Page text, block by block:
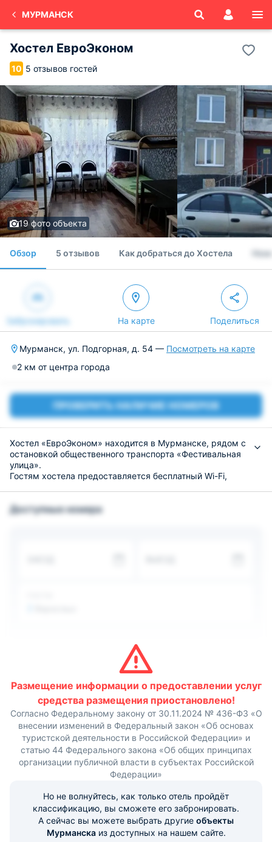
МУРМАНСК
Хостел ЕвроЭконом
10 5 отзывов гостей
19 фото объекта
Обзор 5 отзывов Как добраться до Хостела
Забронировать На карте Поделиться
Мурманск, ул. Подгорная, д. 54 — Посмотреть на карте
2 км от центра города
ПРОВЕРИТЬ НАЛИЧИЕ НОМЕРОВ
Хостел «ЕвроЭконом» находится в Мурманске, рядом с
остановкой общественного транспорта «Фестивальная
улица».
Гостям хостела предоставляется бесплатный Wi-Fi,
уборка, стиральная машина, кухонная техника, сейф и
Доступные номера
Размещение информации о предоставлении услуг
средства размещения приостановлено!
Согласно Федеральному закону от 30.11.2024 № 436-ФЗ «О
внесении изменений в Федеральный закон «Об основах
туристской деятельности в Российской Федерации» и
статью 44 Федерального закона «Об общих принципах
организации публичной власти в субъектах Российской
Федерации»
Но не волнуйтесь, как только отель пройдёт
классификацию, вы сможете его забронировать.
А сейчас вы можете выбрать другие объекты
Мурманскаиз доступных на нашем сайте.